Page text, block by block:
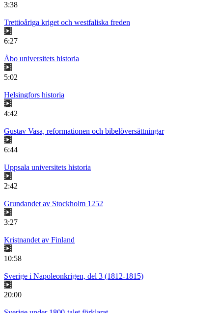
3:38
Trettioåriga kriget och westfaliska freden
6:27
Åbo universitets historia
5:02
Helsingfors historia
4:42
Gustav Vasa, reformationen och bibelöversättningar
6:44
Uppsala universitets historia
2:42
Grundandet av Stockholm 1252
3:27
Kristnandet av Finland
10:58
Sverige i Napoleonkrigen, del 3 (1812-1815)
20:00